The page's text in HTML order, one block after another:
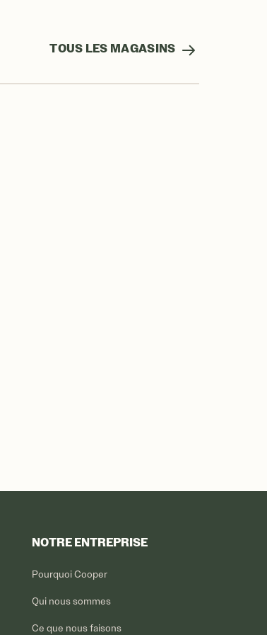
TOUS LES MAGASINS
NOTRE ENTREPRISE
Pourquoi Cooper
Qui nous sommes
Ce que nous faisons